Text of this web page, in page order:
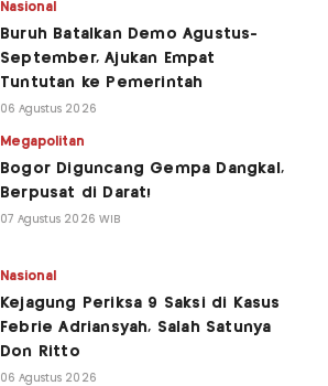
Nasional
Buruh Batalkan Demo Agustus-
September, Ajukan Empat
Tuntutan ke Pemerintah
06 Agustus 2026
Megapolitan
Bogor Diguncang Gempa Dangkal,
Berpusat di Darat!
07 Agustus 2026 WIB
Nasional
Kejagung Periksa 9 Saksi di Kasus
Febrie Adriansyah, Salah Satunya
Don Ritto
06 Agustus 2026